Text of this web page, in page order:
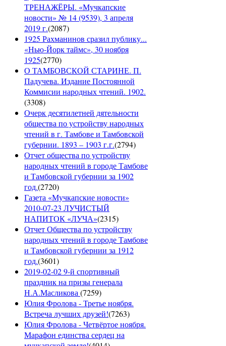
ТРЕНАЖЁРЫ. «Мучкапские
новости» № 14 (9539), 3 апреля
2019 г.(2087)
1925 Рахманинов сразил публику...
«Нью-Йорк таймс», 30 ноября
1925(2770)
О ТАМБОВСКОЙ СТАРИНЕ. П.
Падучева. Издание Постоянной
Коммисии народных чтений. 1902.
(3308)
Очерк десятилетней дятельности
общества по устройству народных
чтений в г. Тамбове и Тамбовской
губернии. 1893 – 1903 г.г.(2794)
Отчет общества по устройству
народных чтений в городе Тамбове
и Тамбовской губернии за 1902
год.(2720)
Газета «Мучкапские новости»
2010-07-23 ЛУЧИСТЫЙ
НАПИТОК «ЛУЧА»(2315)
Отчет Общества по устройству
народных чтений в городе Тамбове
и Тамбовской губернии за 1912
год.(3601)
2019-02-02 9-й спортивный
праздник на призы генерала
Н.А.Масликова(7259)
Юлия Фролова - Третье ноября.
Встреча лучших друзей!(7263)
Юлия Фролова - Четвёртое ноября.
Марафон единства сердец на